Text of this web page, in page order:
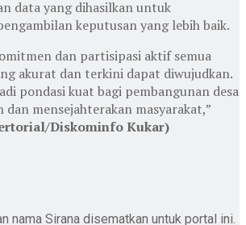
data yang dihasilkan untuk
keputusan yang lebih baik.
dan partisipasi aktif semua
akurat dan terkini dapat diwujudkan.
pondasi kuat bagi pembangunan desa
mensejahterakan masyarakat,”
Diskominfo Kukar)
nama Sirana disematkan untuk portal ini.